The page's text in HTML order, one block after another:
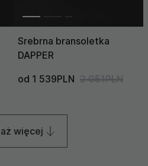
Srebrna bransoletka
DAPPER
od 1 539PLN 2 051PLN
więcej